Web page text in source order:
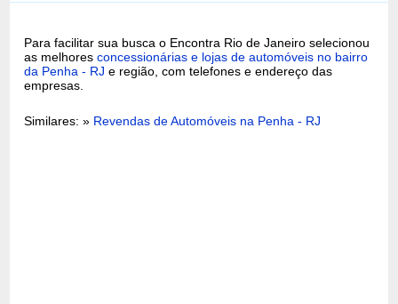
Para facilitar sua busca o Encontra Rio de Janeiro selecionou
as melhoresconcessionárias e lojas de automóveis no bairro
da Penha - RJ e região, com telefones e endereço das
empresas.
Similares: » Revendas de Automóveis na Penha - RJ